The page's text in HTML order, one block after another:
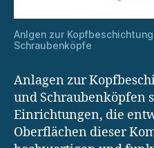
Anlgen zur
Schraubenköpfe
Anlagen zur
und Schraubenköpfen
Einrichtungen, die
Oberflächen dieser